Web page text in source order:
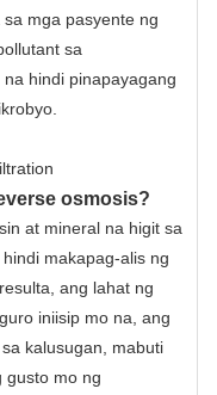
mga pasyente ng
sa
hindi pinapayagang
osmosis?
at mineral na higit sa
makapag-alis ng
ang lahat ng
iniisip mo na, ang
kalusugan, mabuti
gusto mo ng